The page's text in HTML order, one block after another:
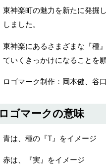
東神楽町の魅力を新たに発掘
しました。
東神楽にあるさまざまな『種
ていくきっかけになることを
ロゴマーク制作：岡本健、谷
ロゴマークの意味
青は、種の『T』をイメージ
赤は、『実』をイメージ